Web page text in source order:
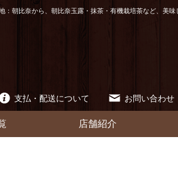
朝比奈から、朝比奈玉露・抹茶・有機栽培茶など、美味
お問い合わせ
支払・配送について
店舗紹介